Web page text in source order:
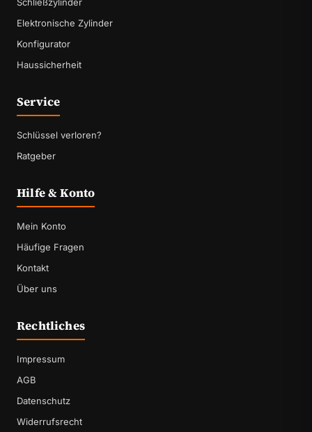
Elektronische Zylinder
Konfigurator
Haussicherheit
Service
Schlüssel verloren?
Ratgeber
Hilfe & Konto
Mein Konto
Häufige Fragen
Kontakt
Über uns
Rechtliches
Impressum
AGB
Datenschutz
Widerrufsrecht